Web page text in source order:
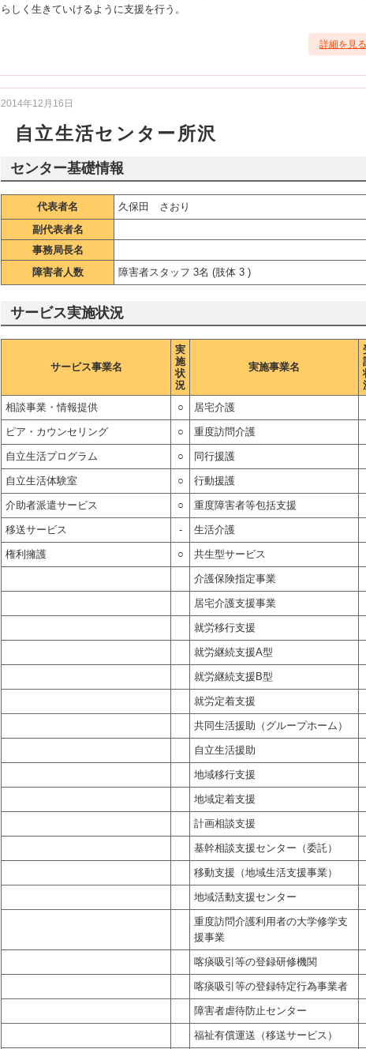
らしく生きていけるように支援を行う。
詳細を見る
2014年12月16日
自立生活センター所沢
センター基礎情報
代表者名
久保田 さおり
副代表者名
事務局長名
障害者人数
障害者スタッフ 3名 (肢体 3 )
サービス実施状況
サービス事業名
実
施
状
況
実施事業名
相談事業・情報提供
○ 居宅介護
ピア・カウンセリング ○ 重度訪問介護
自立生活プログラム ○ 同行援護
自立生活体験室 ○ 行動援護
介助者派遣サービス ○ 重度障害者等包括支援
移送サービス - 生活介護
権利擁護 ○ 共生型サービス
介護保険指定事業
居宅介護支援事業
就労移行支援
就労継続支援A型
就労継続支援B型
就労定着支援
共同生活援助（グループホーム）
自立生活援助
地域移行支援
地域定着支援
計画相談支援
基幹相談支援センター（委託）
移動支援（地域生活支援事業）
地域活動支援センター
重度訪問介護利用者の大学修学支
援事業
喀痰吸引等の登録研修機関
喀痰吸引等の登録特定行為事業者
障害者虐待防止センター
福祉有償運送（移送サービス）